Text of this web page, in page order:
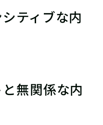
ティブな内
無関係な内